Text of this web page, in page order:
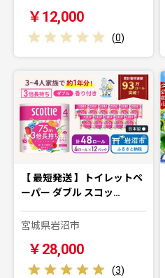
￥12,000
(0)
【 最短発送 】トイレットペ
ーパー ダブル スコッ…
宮城県岩沼市
￥28,000
(3)